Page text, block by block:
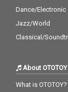
Dance/Electronic
Jazz/World
Classical/
About OTOTOY
What is OTOTOY?